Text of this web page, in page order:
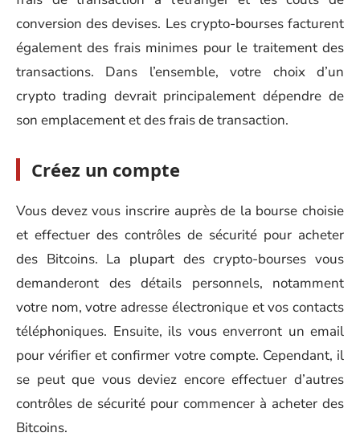
conversion des devises. Les crypto-bourses facturent
également des frais minimes pour le traitement des
transactions. Dans l’ensemble, votre choix d’un
crypto trading devrait principalement dépendre de
son emplacement et des frais de transaction.
Créez un compte
Vous devez vous inscrire auprès de la bourse choisie
et effectuer des contrôles de sécurité pour acheter
des Bitcoins. La plupart des crypto-bourses vous
demanderont des détails personnels, notamment
votre nom, votre adresse électronique et vos contacts
téléphoniques. Ensuite, ils vous enverront un email
pour vérifier et confirmer votre compte. Cependant, il
se peut que vous deviez encore effectuer d’autres
contrôles de sécurité pour commencer à acheter des
Bitcoins.